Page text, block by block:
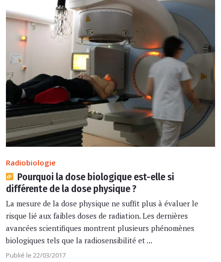
Radiobiologie
Pourquoi la dose biologique est-elle si
différente de la dose physique ?
La mesure de la dose physique ne suffit plus à évaluer le
risque lié aux faibles doses de radiation. Les dernières
avancées scientifiques montrent plusieurs phénomènes
biologiques tels que la radiosensibilité et ...
Publié le 22/03/2017